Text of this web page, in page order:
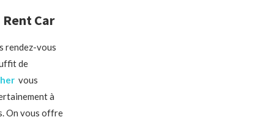
Car
rendez-vous
de
vous
à
On vous offre